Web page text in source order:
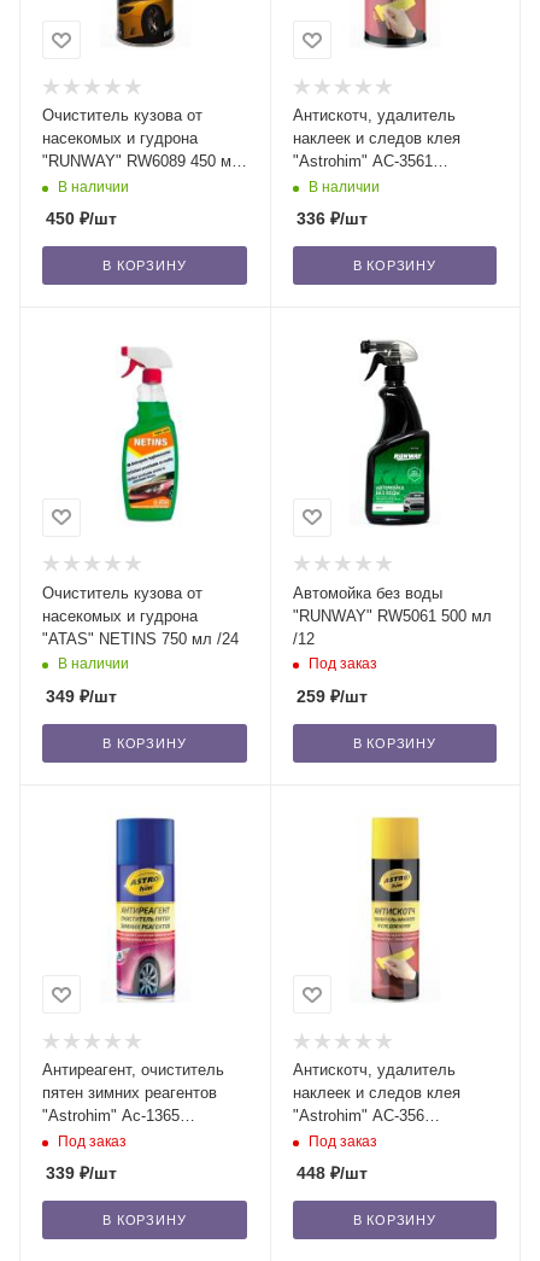
Очиститель кузова от
насекомых и гудрона
"RUNWAY" RW6089 450 мл
/12В наличии
450 ₽/шт
В КОРЗИНУ
Антискотч, удалитель
наклеек и следов клея
"Astrohim" АС-3561
аэрозоль, 210 мл /12
В наличии
336₽/шт
В КОРЗИНУ
Очиститель кузова от
насекомых и гудрона
"ATAS" NETINS 750 мл /24
В наличии
349 ₽/шт
В КОРЗИНУ
Автомойка без воды
"RUNWAY" RW5061 500 мл
/12
Под заказ
259₽/шт
В КОРЗИНУ
Антиреагент, очиститель
пятен зимних реагентов
"Astrohim" Ас-1365
аэрозоль, 520 мл /12
Под заказ
339 ₽/шт
В КОРЗИНУ
Антискотч, удалитель
наклеек и следов клея
"Astrohim" АС-356
аэрозоль, 335 мл /12
Под заказ
448₽/шт
В КОРЗИНУ